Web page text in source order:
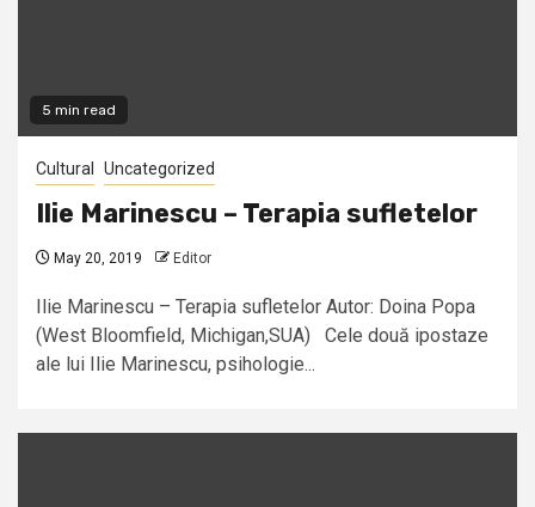
5 min read
Cultural Uncategorized
Ilie Marinescu – Terapia sufletelor
May 20, 2019 Editor
Ilie Marinescu – Terapia sufletelor Autor: Doina Popa
(West Bloomfield, Michigan,SUA) Cele două ipostaze
ale lui Ilie Marinescu, psihologie...